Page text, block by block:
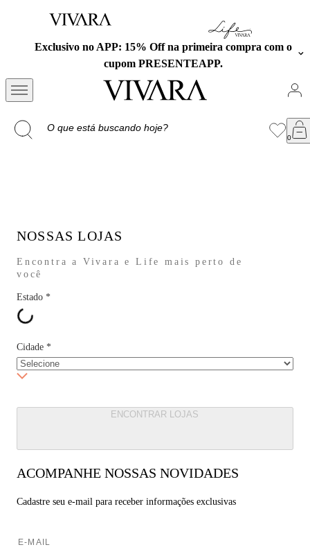
Exclusivo no APP: 15% Off na primeira compra com o
cupom PRESENTEAPP.
NOSSAS LOJAS
Encontra a Vivara e Life mais perto de
você
Estado *
Cidade *
ENCONTRAR LOJAS
ACOMPANHE NOSSAS NOVIDADES
Cadastre seu e-mail para receber informações exclusivas